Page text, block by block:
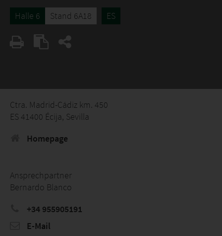
Halle 6 Stand 6A18 ES
Ctra. Madrid-Cádiz km. 450
ES 41400 Écija, Sevilla
Homepage
Ansprechpartner
Bernardo Blanco
+34 955905191
E-Mail